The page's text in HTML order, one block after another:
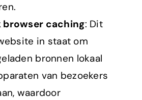
browser caching: Dit
in staat om
bronnen lokaal
van bezoekers
waardoor